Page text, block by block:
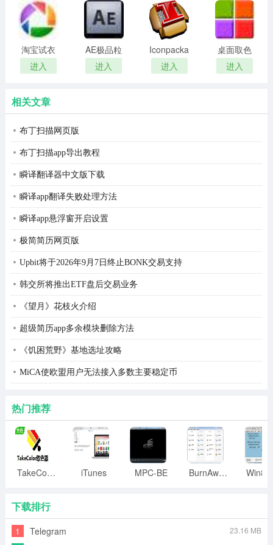
aida64 已经在同类产品中最准确的硬件检测能力，提供计
算机上的内部，而不需要打开它的详细信息。加强硬件检
测模块是一个详尽的硬件持有超过12万条目的数据库。附
加模块概述处理器频率，检查crt和液晶显示器的状态，并
cpu，内存和磁盘基准
aida64 实现了一个64位的基准来衡量计算机进行各种数据
处理任务和数学计算的速度有多快。内存和缓存的基准可
用来分析系统的内存带宽和延迟。处理器的基准利用
mmx，3dnow！和sse指令，并扩大到32个处理器内核。
对于传统处理器的所有基准测试可在32位版本以及。
动器，和基于闪存的设备的数据传输速度。
温度，电压和散热风扇监控
压，风扇速度和功率消耗。测量值可显示在系统托盘图
标，osd面板，边栏小工具，和罗技g15/g19游戏键盘lcd。
的值也可以被记录到文件或出口到外部应用程序，如
rivatuner中或武士。 aida64 也可以报警用户，当它检测到
软件和操作系统分析
aida64 提供超过50页上安装的程序，软件许可证，安全应
用程序，和windows设置的信息。也可启动的进程，服
务，dll文件，启动程序，访问的网页列表。
来体验aida64测试版
remover(冰
点还原密
码清除器)
扫描软件)
淘宝试衣
服软件
进入
AE极品粒
子插件
(Trapcode
进入
Iconpackager
中文补丁
进入
桌面取色
工具
colorpix
进入
相关文章
布丁扫描网页版
布丁扫描app导出教程
瞬译翻译器中文版下载
瞬译app翻译失败处理方法
瞬译app悬浮窗开启设置
极简简历网页版
Upbit将于2026年9月7日终止BONK交易支持
韩交所将推出ETF盘后交易业务
《望月》花枝火介绍
超级简历app多余模块删除方法
《饥困荒野》基地选址攻略
MiCA使欧盟用户无法接入多数主要稳定币
热门推荐
TakeColor取色器 iTunes MPC-BE BurnAware
下载排行
1 Telegram 23.16 MB